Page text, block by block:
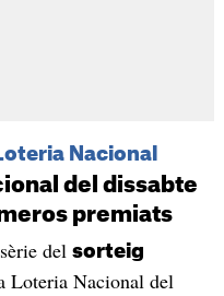
Nacional
del dissabte
premiats
del sorteig
Loteria Nacional del